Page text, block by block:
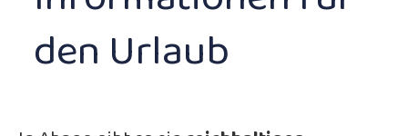
den Urlaub